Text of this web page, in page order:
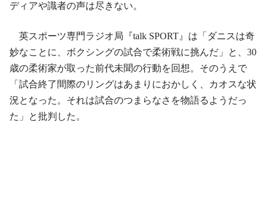
ディアや識者の声は尽きない。
英スポーツ専門ラジオ局『talk SPORT』は「ダニスは奇
妙なことに、ボクシングの試合で柔術戦に挑んだ」と、30
歳の柔術家が取った前代未聞の行動を回想。そのうえで
「試合終了間際のリングはあまりにおかしく、カオスな状
況となった。それは試合のつまらなさを物語るようだっ
た」と批判した。